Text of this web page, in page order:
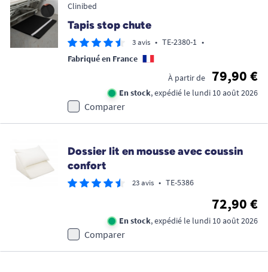
Clinibed
Tapis stop chute
3 avis • TE-2380-1 •
Fabriqué en France
À partir de
79,90 €
En stock, expédié le lundi 10 août 2026
Comparer
Dossier lit en mousse avec coussin
confort
23 avis • TE-5386
72,90 €
En stock, expédié le lundi 10 août 2026
Comparer